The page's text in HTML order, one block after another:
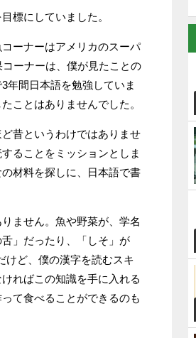
標にしていました。
ーナーはアメリカのスーパ
ーナーは、僕が見たことの
年間日本語を勉強していま
ことはありませんでした。
昔というわけではありませ
ることをミッションとしま
材料を探しに、日本語で書
ません。魚や野菜が、学名
」だったり、「しそ」が
けど、僕の漢字を読むスキ
ればこの知識を手に入れる
て食べることができるのも